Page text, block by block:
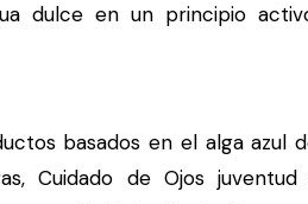
dulce en un principio
basados en el alga azul
Cuidado de Ojos juventud